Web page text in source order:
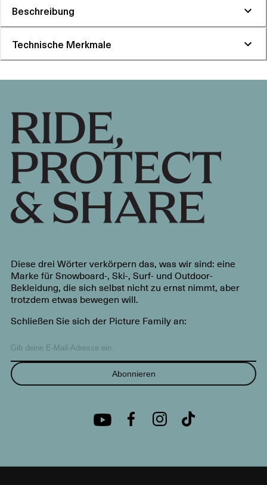
Beschreibung
Technische Merkmale
Diese drei Wörter verkörpern das, was wir sind: eine
Marke für Snowboard-, Ski-, Surf- und Outdoor-
Bekleidung, die sich selbst nicht zu ernst nimmt, aber
trotzdem etwas bewegen will.
Schließen Sie sich der Picture Family an:
Abonnieren